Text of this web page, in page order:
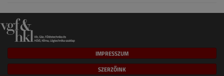
IMPRESSZUM
SZERZŐINK